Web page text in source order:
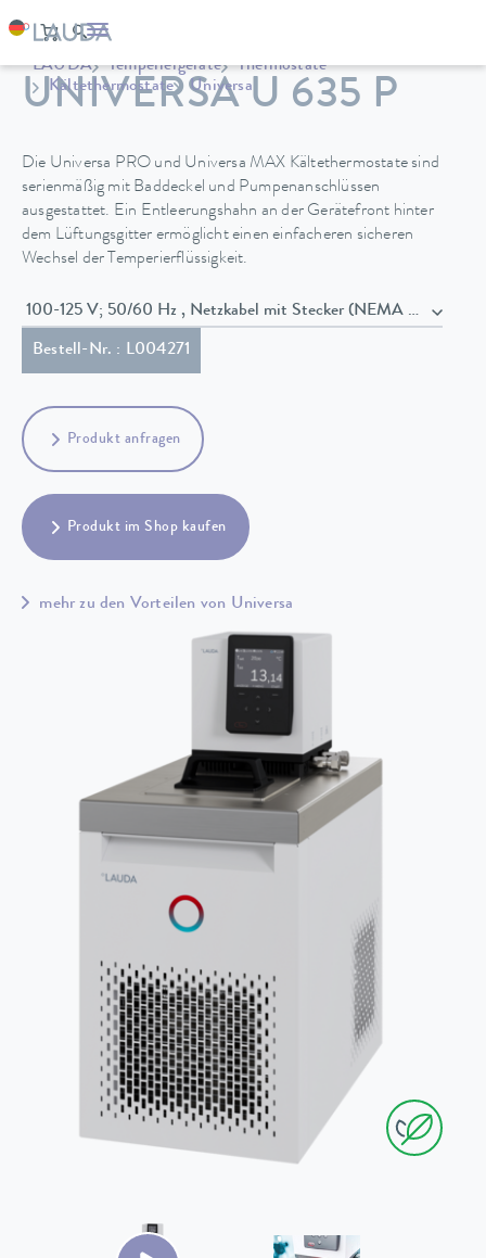
LAUDA Temperiergeräte
Thermostate
Kältethermostate
Universa
UNIVERSA U 635 P
Die Universa PRO und Universa MAX Kältethermostate sind
serienmäßig mit Baddeckel und Pumpenanschlüssen
ausgestattet. Ein Entleerungshahn an der Gerätefront hinter
dem Lüftungsgitter ermöglicht einen einfacheren sicheren
Wechsel der Temperierflüssigkeit.
100-125 V; 50/60 Hz , Netzkabel mit Stecker (NEMA 5-15P)
Bestell-Nr. : L004271
Produkt anfragen
Produkt im Shop kaufen
mehr zu den Vorteilen von Universa